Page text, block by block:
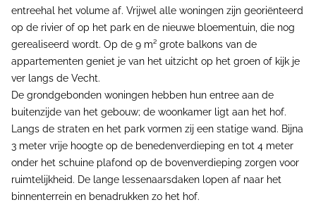
entreehal het volume af. Vrijwel alle woningen zijn georiënteerd
op de rivier of op het park en de nieuwe bloementuin, die nog
gerealiseerd wordt. Op de 9 m² grote balkons van de
appartementen geniet je van het uitzicht op het groen of kijk je
ver langs de Vecht.
De grondgebonden woningen hebben hun entree aan de
buitenzijde van het gebouw; de woonkamer ligt aan het hof.
Langs de straten en het park vormen zij een statige wand. Bijna
3 meter vrije hoogte op de benedenverdieping en tot 4 meter
onder het schuine plafond op de bovenverdieping zorgen voor
ruimtelijkheid. De lange lessenaarsdaken lopen af naar het
binnenterrein en benadrukken zo het hof.